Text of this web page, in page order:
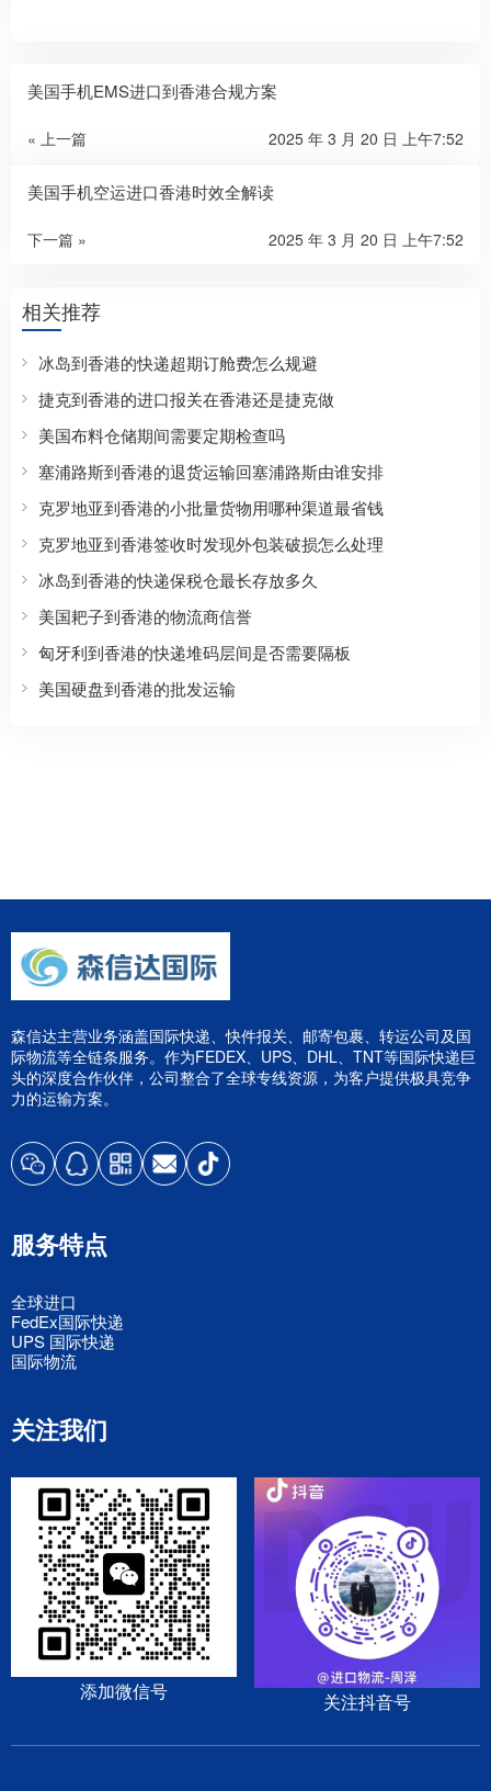
美国手机EMS进口到香港合规方案
« 上一篇 2025 年 3 月 20 日 上午7:52
美国手机空运进口香港时效全解读
下一篇 » 2025 年 3 月 20 日 上午7:52
相关推荐
冰岛到香港的快递超期订舱费怎么规避
捷克到香港的进口报关在香港还是捷克做
美国布料仓储期间需要定期检查吗
塞浦路斯到香港的退货运输回塞浦路斯由谁安排
克罗地亚到香港的小批量货物用哪种渠道最省钱
克罗地亚到香港签收时发现外包装破损怎么处理
冰岛到香港的快递保税仓最长存放多久
美国耙子到香港的物流商信誉
匈牙利到香港的快递堆码层间是否需要隔板
美国硬盘到香港的批发运输
森信达主营业务涵盖国际快递、快件报关、邮寄包裹、转运公司及国
际物流等全链条服务。作为FEDEX、UPS、DHL、TNT等国际快递巨
头的深度合作伙伴，公司整合了全球专线资源，为客户提供极具竞争
力的运输方案。
服务特点
全球进口
FedEx国际快递
UPS 国际快递
国际物流
关注我们
添加微信号 关注抖音号